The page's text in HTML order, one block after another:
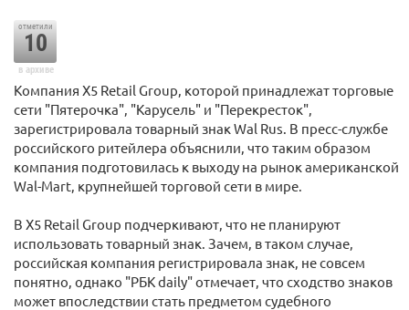
отметили
10
в архиве
Компания X5 Retail Group, которой принадлежат торговые
сети "Пятерочка", "Карусель" и "Перекресток",
зарегистрировала товарный знак Wal Rus. В пресс-службе
российского ритейлера объяснили, что таким образом
компания подготовилась к выходу на рынок американской
Wal-Mart, крупнейшей торговой сети в мире.
В X5 Retail Group подчеркивают, что не планируют
использовать товарный знак. Зачем, в таком случае,
российская компания регистрировала знак, не совсем
понятно, однако "РБК daily" отмечает, что сходство знаков
может впоследствии стать предметом судебного